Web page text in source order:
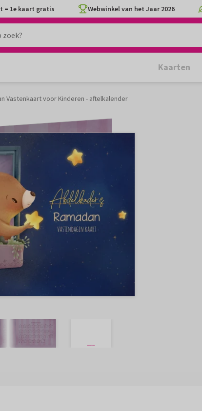
= 1e kaart gratis Webwinkel van het Jaar 2026
Kaarten
Vastenkaart voor Kinderen - aftelkalender